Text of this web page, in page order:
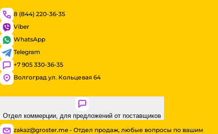
8 (844) 220-36-35
Viber
WhatsApp
Telegram
+7 905 330-36-35
Волгоград ул. Кольцевая 64
Отдел коммерции, для предложений от поставщиков
zakaz@groster.me - Отдел продаж, любые вопросы по вашим